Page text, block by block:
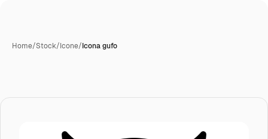
Home/Stock/Icone/Icona gufo